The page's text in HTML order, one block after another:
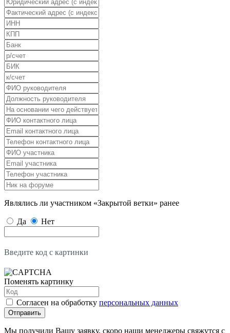
Являлись ли участником «Закрытой ветки» ранее
Да Нет
Введите код с картинки
Поменять картинку
Согласен на обработку персональных данных
Отправить
Мы получили Вашу заявку, скоро наши менеджеры свяжутся с